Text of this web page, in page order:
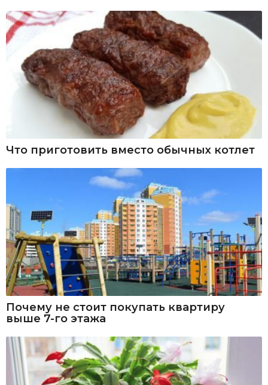
Что приготовить вместо обычных котлет
Почему не стоит покупать квартиру
выше 7-го этажа